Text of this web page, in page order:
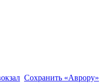
Сохранить «Аврору»